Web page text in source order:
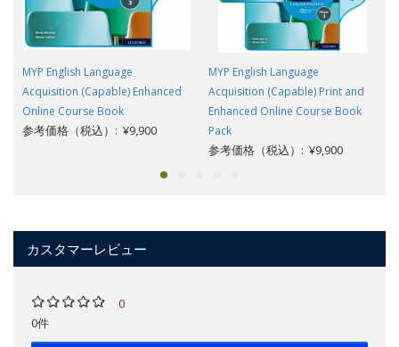
MYP English Language
Acquisition (Capable) Enhanced
Online Course Book
参考価格（税込）: ¥9,900
MYP English Language
Acquisition (Capable) Print and
Enhanced Online Course Book
Pack
参考価格（税込）: ¥9,900
カスタマーレビュー
0
0件